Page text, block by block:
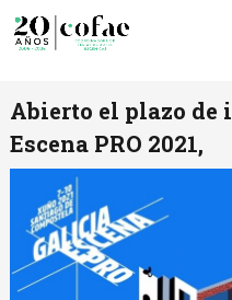
Abierto el plazo
Escena PRO 2021,